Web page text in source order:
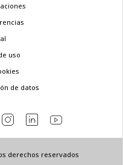
derechos reservados
uso
de datos